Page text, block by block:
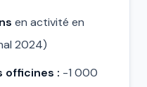
en activité en
2024)
officines : -1 000